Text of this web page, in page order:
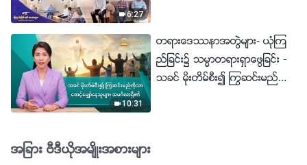
6:27
10:31
တရားေဒႆနာအတြဲမ်ား- ယုံၾက
ည္ျခင္း၌ သမၼာတရားရွာေဖြျခင္း -
သခင္ မိုးတိမ္စီး၍ ႂကြဆင္းမည္ကို
အျခား ဗီဒီယိုအမ်ိဳးအစားမ်ား